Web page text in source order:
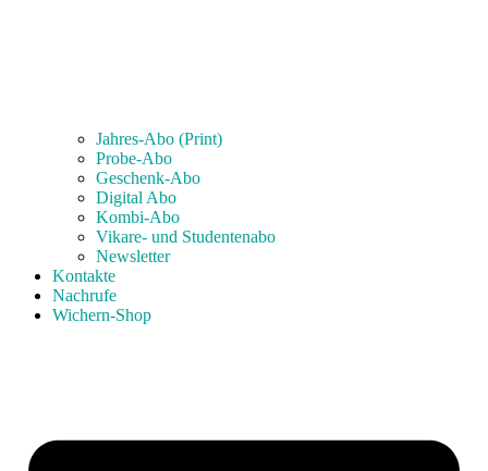
Jahres-Abo (Print)
Probe-Abo
Geschenk-Abo
Digital Abo
Kombi-Abo
Vikare- und Studentenabo
Newsletter
Kontakte
Nachrufe
Wichern-Shop